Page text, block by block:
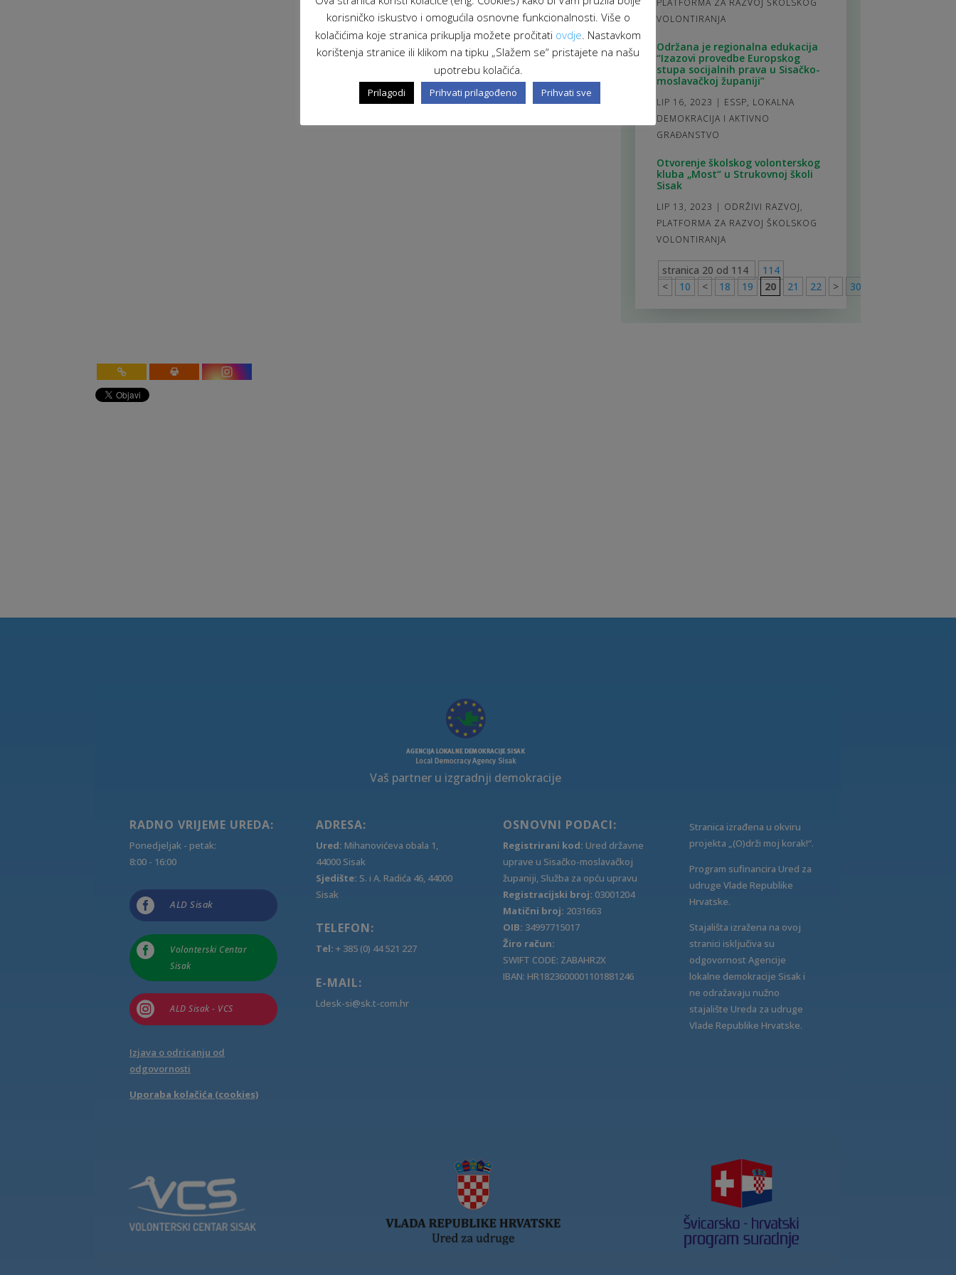
VOLONTIRANJA
Održana je regionalna edukacija
“Izazovi provedbe Europskog
stupa socijalnih prava u Sisačko-
moslavačkoj županiji”
LIP 16, 2023 | ESSP, LOKALNA
DEMOKRACIJA I AKTIVNO
GRAĐANSTVO
Otvorenje školskog volonterskog
kluba „Most“ u Strukovnoj školi
Sisak
LIP 13, 2023 | ODRŽIVI RAZVOJ,
PLATFORMA ZA RAZVOJ ŠKOLSKOG
VOLONTIRANJA
stranica 20 od 114
114
<
10 < 18 19 20 21 22 > 30
Vaš partner u izgradnji demokracije
RADNO VRIJEME UREDA:
Ponedjeljak - petak:
8:00 - 16:00
 ALD Sisak

Volonterski Centar
Sisak
 ALD Sisak - VCS
Izjava o odricanju od
odgovornosti
Uporaba kolačića (cookies)
ADRESA:
Ured: Mihanovićeva obala 1,
44000 Sisak
Sjedište: S. i A. Radića 46, 44000
Sisak
TELEFON:
Tel: + 385 (0) 44 521 227
E-MAIL:
Ldesk-si@sk.t-com.hr
OSNOVNI PODACI:
Registrirani kod: Ured državne
uprave u Sisačko-moslavačkoj
županiji, Služba za opću upravu
Registracijski broj: 03001204
Matični broj: 2031663
OIB: 34997715017
Žiro račun:
SWIFT CODE: ZABAHR2X
IBAN: HR1823600001101881246
Stranica izrađena u okviru
projekta „(O)drži moj korak!“.
Program sufinancira Ured za
udruge Vlade Republike
Hrvatske.
Stajališta izražena na ovoj
stranici isključiva su
odgovornost Agencije
lokalne demokracije Sisak i
ne odražavaju nužno
stajalište Ureda za udruge
Vlade Republike Hrvatske.
korisničko iskustvo i omogućila osnovne funkcionalnosti. Više o
kolačićima koje stranica prikuplja možete pročitati ovdje . Nastavkom
korištenja stranice ili klikom na tipku „Slažem se“ pristajete na našu
upotrebu kolačića.
Prilagodi Prihvati prilagođeno Prihvati sve